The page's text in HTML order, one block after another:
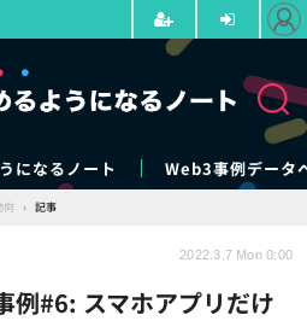
になるノート Web3事例データ
向 › 記事
例#6: スマホアプリだけ
2022.3.7 Mon 0:00